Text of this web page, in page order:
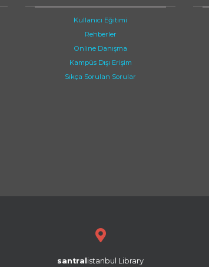
Kullanıcı Eğitimi
Rehberler
Online Danışma
Kampüs Dışı Erişim
Sıkça Sorulan Sorular
santral istanbul Library